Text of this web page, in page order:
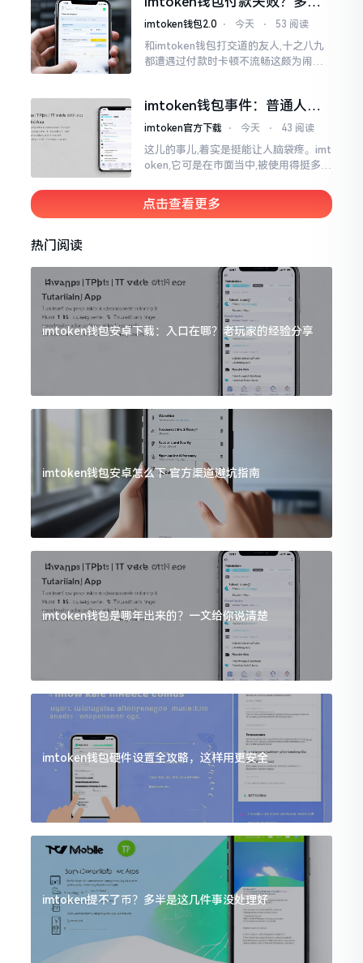
判断。
是这几个原因闹的
imtoken钱包2.0 ⋅ 今天 ⋅ 53 阅读
和imtoken钱包打交道的友人,十之八九
都遭遇过付款时卡顿不流畅这颇为闹心
急得连连跺脚。实际上讲
imtoken钱包事件：普通人该
咋办？
imtoken官方下载 ⋅ 今天 ⋅ 43 阅读
这儿的事儿,着实是挺能让人脑袋疼。imt
oken,它可是在市面当中,被使用得挺多的
咧,好多人的资产,都跟着一块儿晃悠起来
点击查看更多
热门阅读
imtoken钱包安卓下载：入口在哪？老玩家的经验分享
imtoken钱包安卓怎么下 官方渠道避坑指南
imtoken钱包是哪年出来的？一文给你说清楚
imtoken钱包硬件设置全攻略，这样用更安全
imtoken提不了币？多半是这几件事没处理好